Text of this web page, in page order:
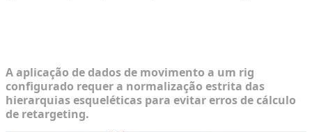
A aplicação de dados de movimento a um rig
configurado requer a normalização estrita das
hierarquias esqueléticas para evitar erros de cálculo
de retargeting.